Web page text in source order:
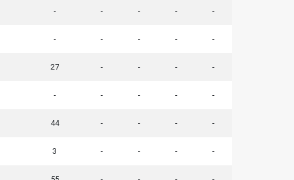
- - - - -
- - - - -
27 - - - -
- - - - -
44 - - - -
3 - - - -